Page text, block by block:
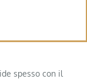
spesso con il